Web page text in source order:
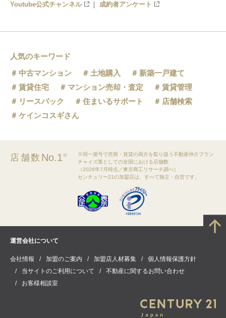
Youtube公式チャンネル
成約者アンケート
人気のキーワード
中古マンション
土地購入
新築一戸建て
賃貸住宅
マンション売却・査定
賃貸管理
リースバック
住まいるサポート
店舗検索
ケインコスギさん
店舗数 No.1※
※同一屋号で売買・賃貸の両方を取り扱う不動産仲介フラン
チャイズ業としての全国における店舗数
（2026年7月時点／東京商工リサーチ調べ）
センチュリー21の加盟店は、すべて独立・自営です。
運営会社について
会社情報 加盟のご案内 加盟店人材募集
個人情報保護方針
当サイトのご利用について
不動産に関するお問い合わせ
お客様相談室